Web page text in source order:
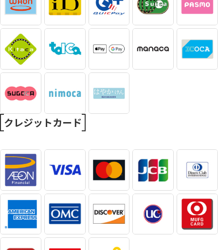
クレジットカード